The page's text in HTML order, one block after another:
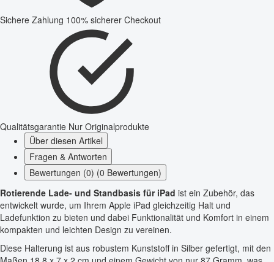
Sichere Zahlung 100% sicherer Checkout
Qualitätsgarantie Nur Originalprodukte
Über diesen Artikel
Fragen & Antworten
Bewertungen (0) (0 Bewertungen)
Rotierende Lade- und Standbasis für iPad ist ein Zubehör, das
entwickelt wurde, um Ihrem Apple iPad gleichzeitig Halt und
Ladefunktion zu bieten und dabei Funktionalität und Komfort in einem
kompakten und leichten Design zu vereinen.
Diese Halterung ist aus robustem Kunststoff in Silber gefertigt, mit den